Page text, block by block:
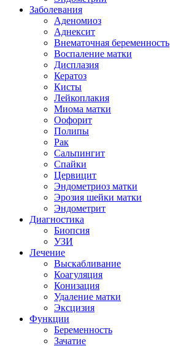
Заболевания
Аденомиоз
Аднексит
Внематочная беременность
Воспаление матки
Дисплазия
Кератоз
Кисты
Лейкоплакия
Миома матки
Оофорит
Полипы
Рак
Сальпингит
Спайки
Цервицит
Эндометриоз матки
Эрозия шейки матки
Эндометрит
Диагностика
Биопсия
УЗИ
Лечение
Выскабливание
Коагуляция
Конизация
Удаление матки
Эксцизия
Функции
Беременность
Зачатие